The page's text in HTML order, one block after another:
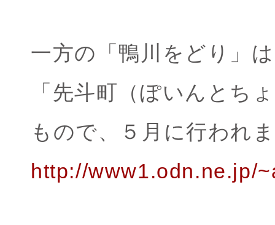
一方の「鴨川をどり」
「先斗町（ぽいんとち
もので、５月に行われ
http://www1.odn.ne.jp/